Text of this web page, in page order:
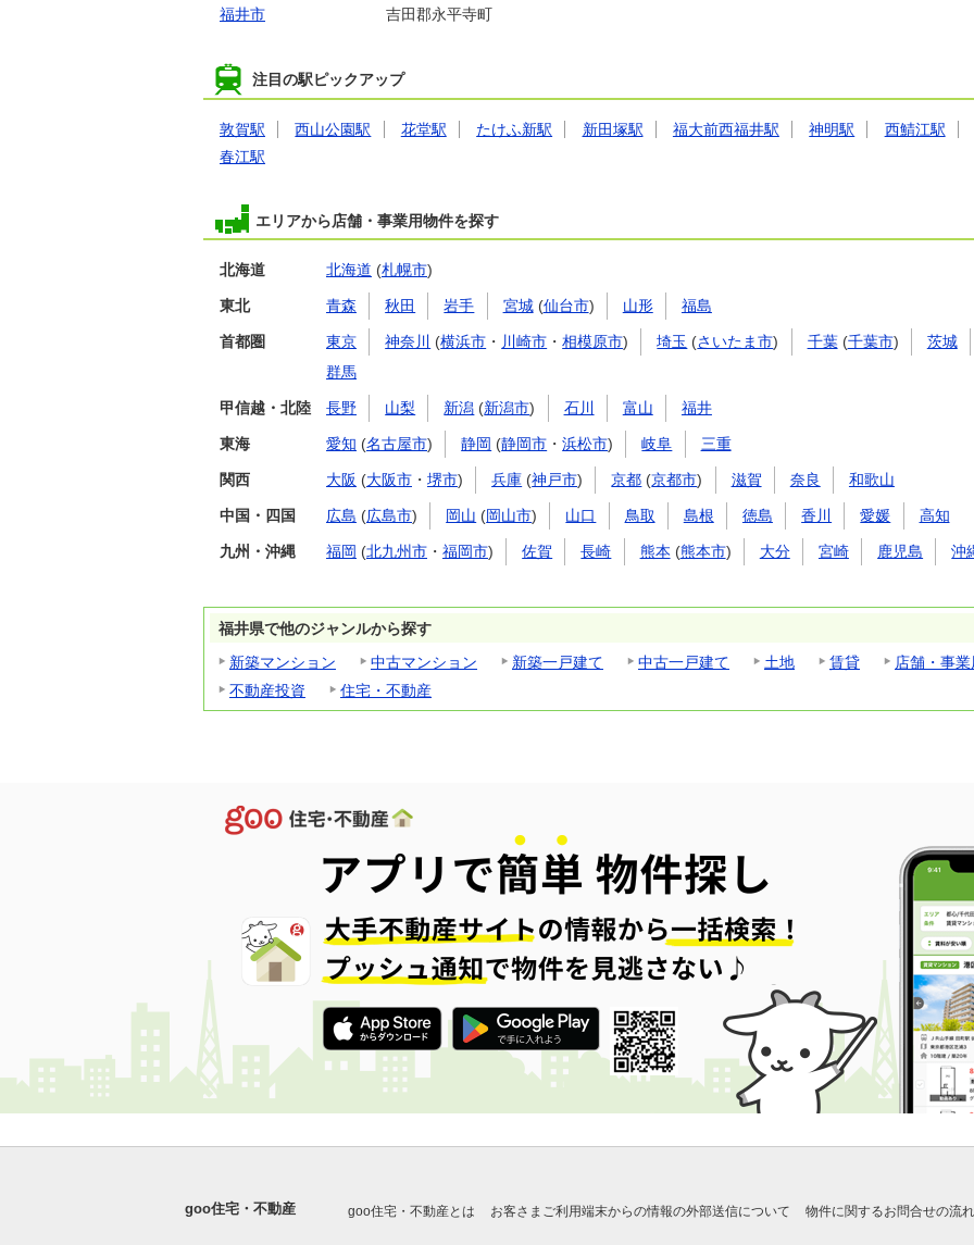
福井市
吉田郡永平寺町
注目の駅ピックアップ
敦賀駅 西山公園駅 花堂駅 たけふ新駅 新田塚駅 福大前西福井駅 神明駅 西鯖江駅
春江駅
エリアから店舗・事業用物件を探す
北海道 北海道 (札幌市)
東北 青森 秋田 岩手 宮城(仙台市) 山形 福島
首都圏 東京 神奈川 (横浜市 ・ 川崎市 ・相模原市) 埼玉 (さいたま市) 千葉(千葉市) 茨城
群馬
甲信越・北陸 長野 山梨 新潟 (新潟市) 石川 富山 福井
東海 愛知 (名古屋市) 静岡 (静岡市 ・浜松市) 岐阜 三重
関西 大阪 (大阪市 ・ 堺市) 兵庫 (神戸市) 京都 (京都市) 滋賀 奈良 和歌山
中国・四国 広島 (広島市) 岡山 (岡山市) 山口 鳥取 島根 徳島 香川 愛媛 高知
九州・沖縄 福岡 (北九州市 ・ 福岡市) 佐賀 長崎 熊本 (熊本市) 大分 宮崎 鹿児島 沖
福井県で他のジャンルから探す
新築マンション
中古マンション 新築一戸建て 中古一戸建て 土地 賃貸
店舗・事業
不動産投資
住宅・不動産
goo住宅・不動産 goo住宅・不動産とは お客さまご利用端末からの情報の外部送信について 物件に関するお問合せの流れ